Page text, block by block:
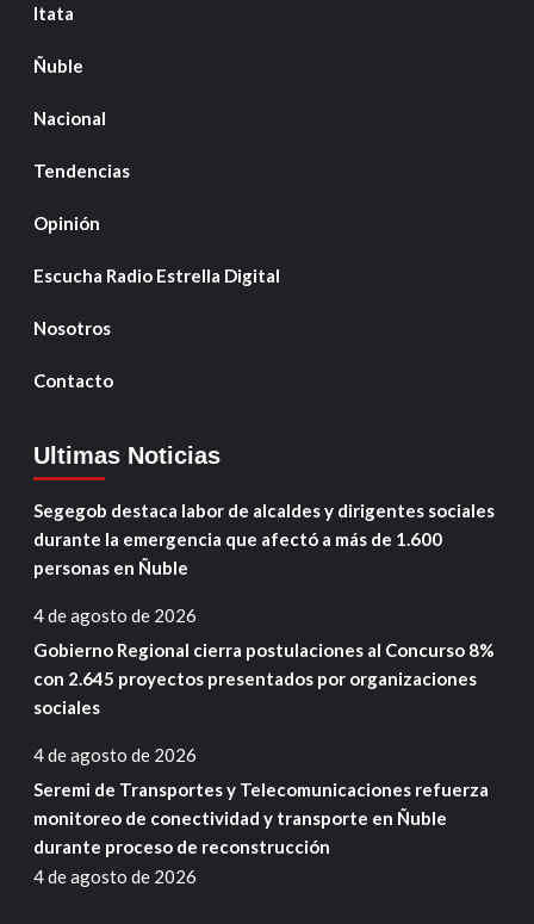
Itata
Ñuble
Nacional
Tendencias
Opinión
Escucha Radio Estrella Digital
Nosotros
Contacto
Ultimas Noticias
Segegob destaca labor de alcaldes y dirigentes sociales
durante la emergencia que afectó a más de 1.600
personas en Ñuble
4 de agosto de 2026
Gobierno Regional cierra postulaciones al Concurso 8%
con 2.645 proyectos presentados por organizaciones
sociales
4 de agosto de 2026
Seremi de Transportes y Telecomunicaciones refuerza
monitoreo de conectividad y transporte en Ñuble
durante proceso de reconstrucción
4 de agosto de 2026